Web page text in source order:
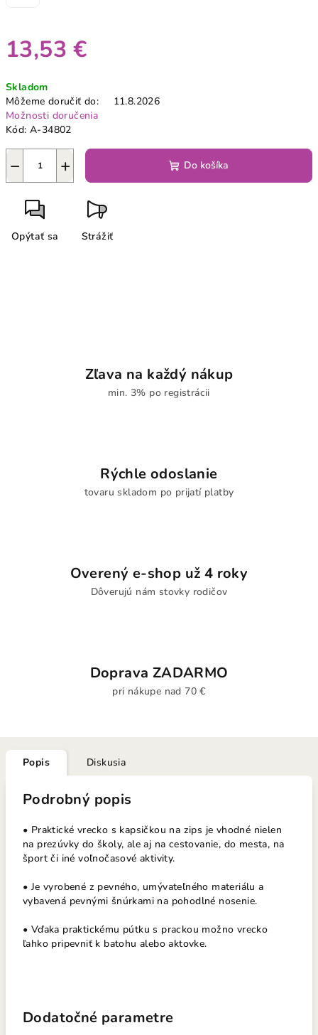
13,53 €
cena:
Skladom
Môžeme doručiť do:
11.8.2026
Možnosti doručenia
Kód: A-34802
+
− Do košíka
Opýtať sa Strážiť
Zľava na každý nákup
min. 3% po registrácii
Rýchle odoslanie
tovaru skladom po prijatí platby
Overený e-shop už 4 roky
Dôverujú nám stovky rodičov
Doprava ZADARMO
pri nákupe nad 70 €
Popis Diskusia
Podrobný popis
• Praktické vrecko s kapsičkou na zips je vhodné nielen
na prezúvky do školy, ale aj na cestovanie, do mesta, na
šport či iné voľnočasové aktivity.
• Je vyrobené z pevného, umývateľného materiálu a
vybavená pevnými šnúrkami na pohodlné nosenie.
• Vďaka praktickému pútku s prackou možno vrecko
ľahko pripevniť k batohu alebo aktovke.
Dodatočné parametre